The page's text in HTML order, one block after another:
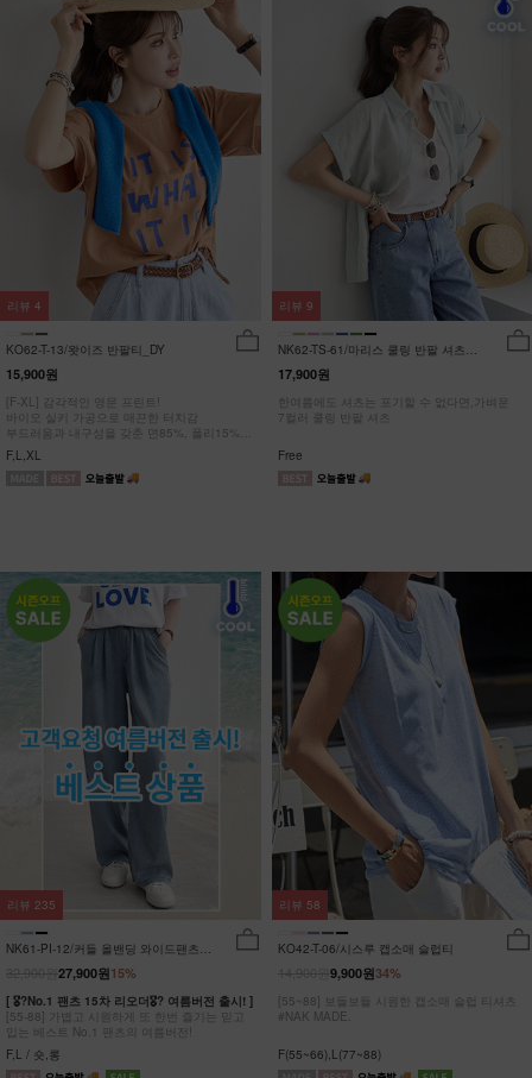
KO62-T-13/왓이즈 반팔티_DY
15,900원
[F-XL] 감각적인 영문 프린트!
바이오 실키 가공으로 매끈한 터치감
부드러움과 내구성을 갖춘 면85%, 폴리15%
#NAK MADE.
F,L,XL
리뷰 4
NK62-TS-61/마리스 쿨링 반팔 셔츠
17,900원
한여름에도 셔츠는 포기할 수 없다면,가벼운
7컬러 쿨링 반팔 셔츠
Free
리뷰 9
NK61-PI-12/커들 올밴딩 와이드팬츠
15%
27,900원
[ 🎖?No.1 팬츠 15차 리오더🎖? 여름버전 출시! ]
[55-88] 가볍고 시원하게 또 한번 즐기는 믿고
입는 베스트 No.1 팬츠의 여름버전!
F,L / 숏,롱
리뷰 235
KO42-T-06/시스루 캡소매 슬럽티
34%
9,900원
[55~88] 보들보들 시원한 캡소매 슬럽 티셔츠
#NAK MADE.
F(55~66),L(77~88)
리뷰 58